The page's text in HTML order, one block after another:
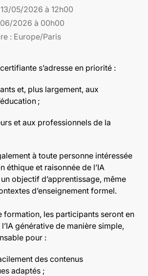
13/05/2026 à 12h00
2026 à 00h00
: Europe/Paris
s’adresse en priorité :
et, plus largement, aux
;
et aux professionnels de la
à toute personne intéressée
éthique et raisonnée de l’IA
objectif d’apprentissage, même
d’enseignement formel.
formation, les participants seront en
l’IA générative de manière simple,
pour :
des contenus
adaptés ;